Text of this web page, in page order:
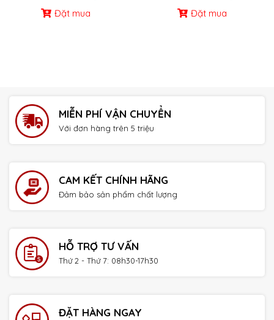
Đặt mua
Đặt mua
MIỄN PHÍ VẬN CHUYỂN
Với đơn hàng trên 5 triệu
CAM KẾT CHÍNH HÃNG
Đảm bảo sản phẩm chất lượng
HỖ TRỢ TƯ VẤN
Thứ 2 - Thứ 7: 08h30-17h30
ĐẶT HÀNG NGAY